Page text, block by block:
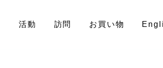
活動 訪問 お買い物